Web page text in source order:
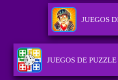
JUEGOS
JUEGOS DE PUZZLE